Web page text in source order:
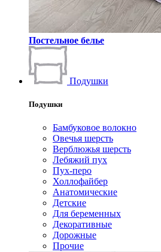
Постельное белье
Подушки
Подушки
Бамбуковое волокно
Овечья шерсть
Верблюжья шерсть
Лебяжий пух
Пух-перо
Холлофайбер
Анатомические
Детские
Для беременных
Декоративные
Дорожные
Прочие